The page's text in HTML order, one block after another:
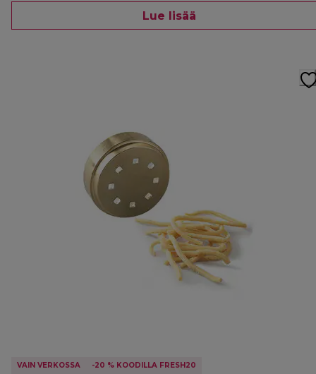
Lue lisää
VAIN VERKOSSA -20 % KOODILLA FRESH20